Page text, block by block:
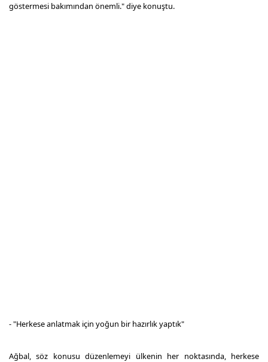
göstermesi bakımından önemli." diye konuştu.
- "Herkese anlatmak için yoğun bir hazırlık yaptık"
Ağbal, söz konusu düzenlemeyi ülkenin her noktasında, herkese